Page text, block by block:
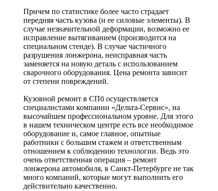
Причем по статистике более часто страдает
передняя часть кузова (и ее силовые элементы). В
случае незначительной деформации, возможно ее
исправление вытягиванием (производится на
специальном стенде). В случае частичного
разрушения лонжерона, неисправная часть
заменяется на новую деталь с использованием
сварочного оборудования. Цена ремонта зависит
от степени повреждений.
Кузовной ремонт в СПб осуществляется
специалистами компании «Дельта-Сервис», на
высочайшем профессиональном уровне. Для этого
в нашем техническом центре есть все необходимое
оборудование и, самое главное, опытные
работники с большим стажем и ответственным
отношением к соблюдению технологии. Ведь это
очень ответственная операция – ремонт
лонжерона автомобиля, в Санкт-Петербурге не так
много компаний, которые могут выполнить его
действительно качественно.